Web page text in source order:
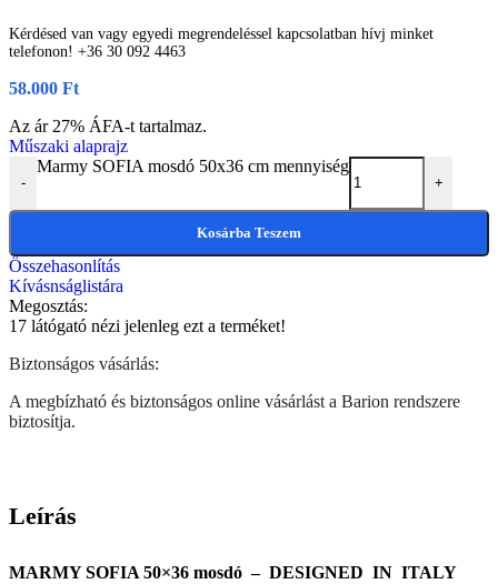
Kérdésed van vagy egyedi megrendeléssel kapcsolatban hívj minket
telefonon! +36 30 092 4463
58.000 Ft
Az ár 27% ÁFA-t tartalmaz.
Műszaki alaprajz
-
Marmy SOFIA mosdó 50x36 cm mennyiség
+
Kosárba Teszem
Összehasonlítás
Kívásnságlistára
Megosztás:
17 látógató nézi jelenleg ezt a terméket!
Biztonságos vásárlás:
A megbízható és biztonságos online vásárlást a Barion rendszere
biztosítja.
Leírás
MARMY SOFIA 50×36 mosdó – DESIGNED IN ITALY